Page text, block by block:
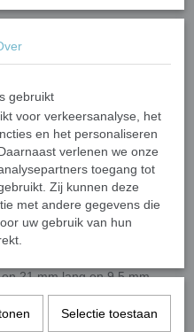
toe aan je
glas bloemblaadjes! Deze
in een scala aan
waardoor je eindeloze
de vrije loop te laten. Van
kleuren, er is altijd een kleur
21 mm lang en 9,5 mm
gebruikt
voor verkeersanalyse, het
en het personaliseren
verlenen we onze
toegang tot
Zij kunnen deze
met andere gegevens die
uw gebruik van hun
Selectie toestaan